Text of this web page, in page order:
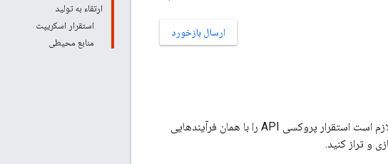
ارتقاء به تولید
استقرار اسکریپت
منابع محیطی
ارسال بازخورد
هر سازمانی یک چرخه حیات توسعه نرم افزار (SDLC) منحصر به فرد دارد. اغلب لازم است استقرار پروکسی API را با همان فرآیندهایی
و تراز کنید.